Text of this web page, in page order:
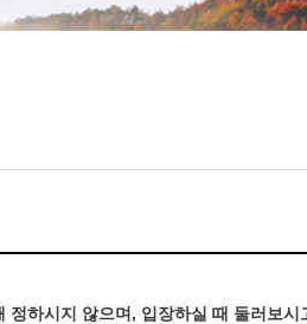
하시지 않으며, 입장하실 때 둘러보시